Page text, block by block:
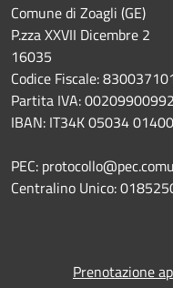
Comune di Zoagli (GE)
P.zza XXVII Dicembre 2
16035
Codice Fiscale:
Partita IVA: 00209900992
IBAN: IT34K 05034
PEC:
Centralino Unico:
Prenotazione